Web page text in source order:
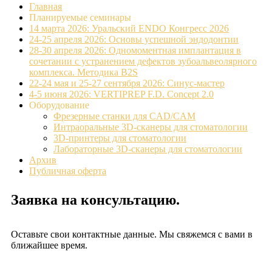
Главная
Планируемые семинары
14 марта 2026: Уральский ENDO Конгресс 2026
24-25 апреля 2026: Основы успешной эндодонтии
28-30 апреля 2026: Одномоментная имплантация в
сочетании с устранением дефектов зубоальвеолярного
комплекса. Методика B2S
22-24 мая и 25-27 сентября 2026: Синус-мастер
4-5 июня 2026: VERTIPREP F.D. Concept 2.0
Оборудование
Фрезерные станки для CAD/CAM
Интраоральные 3D-сканеры для стоматологии
3D-принтеры для стоматологии
Лабораторные 3D-сканеры для стоматологии
Архив
Публичная оферта
Заявка на консультацию.
Оставьте свои контактные данные. Мы свяжемся с вами в
ближайшее время.